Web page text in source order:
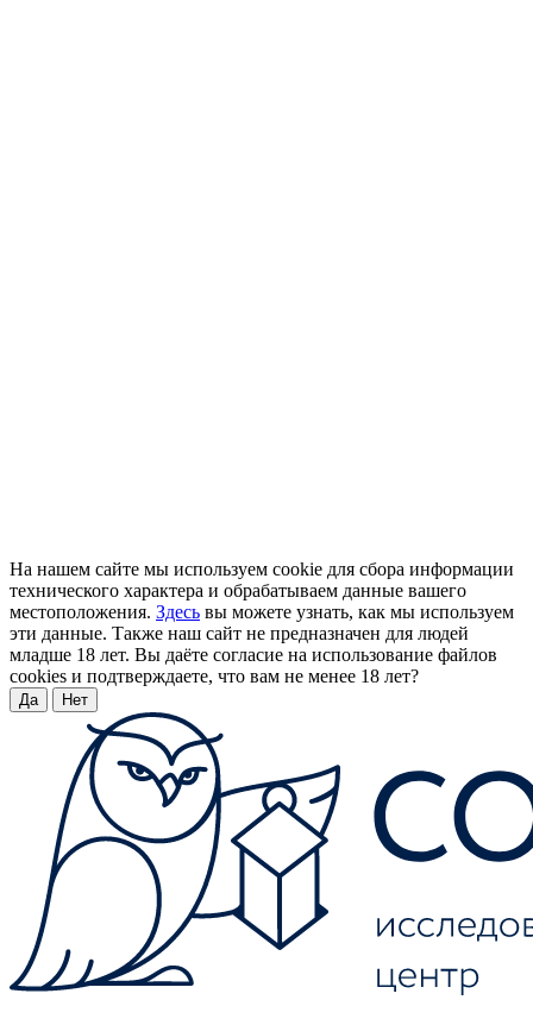
На нашем сайте мы используем cookie для сбора информации
технического характера и обрабатываем данные вашего
местоположения. Здесь вы можете узнать, как мы используем
эти данные. Также наш сайт не предназначен для людей
младше 18 лет. Вы даёте согласие на использование файлов
cookies и подтверждаете, что вам не менее 18 лет?
Да Нет